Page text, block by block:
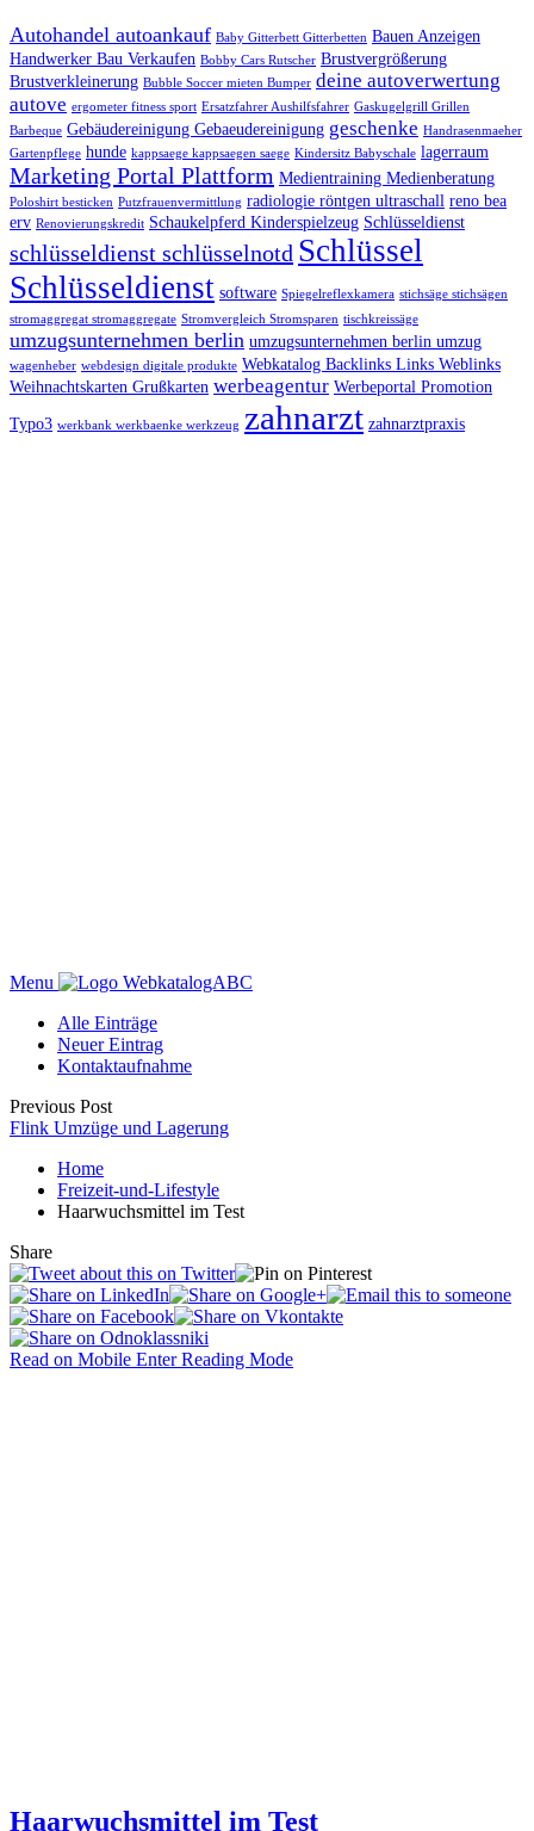
Autohandel autoankauf Baby Gitterbett Gitterbetten Bauen Anzeigen
Handwerker Bau Verkaufen Bobby Cars Rutscher Brustvergrößerung
Brustverkleinerung Bubble Soccer mieten Bumper deine autoverwertung
autove ergometer fitness sport Ersatzfahrer Aushilfsfahrer Gaskugelgrill Grillen
Barbeque Gebäudereinigung Gebaeudereinigung geschenke Handrasenmaeher
Gartenpflege hunde kappsaege kappsaegen saege Kindersitz Babyschale lagerraum
Marketing Portal Plattform Medientraining Medienberatung
Poloshirt besticken Putzfrauenvermittlung radiologie röntgen ultraschall reno bea
erv Renovierungskredit Schaukelpferd Kinderspielzeug Schlüsseldienst
schlüsseldienst schlüsselnotd Schlüssel
Schlüsseldienst software Spiegelreflexkamera stichsäge stichsägen
stromaggregat stromaggregate Stromvergleich Stromsparen tischkreissäge
umzugsunternehmen berlin umzugsunternehmen berlin umzug
wagenheber webdesign digitale produkte Webkatalog Backlinks Links Weblinks
Weihnachtskarten Grußkarten werbeagentur Werbeportal Promotion
Typo3 werkbank werkbaenke werkzeug zahnarzt zahnarztpraxis
Menu
WebkatalogABC
Alle Einträge
Neuer Eintrag
Kontaktaufnahme
Previous Post
Flink Umzüge und Lagerung
Home
Freizeit-und-Lifestyle
Haarwuchsmittel im Test
Share
Read on Mobile Enter Reading Mode
Haarwuchsmittel im Test